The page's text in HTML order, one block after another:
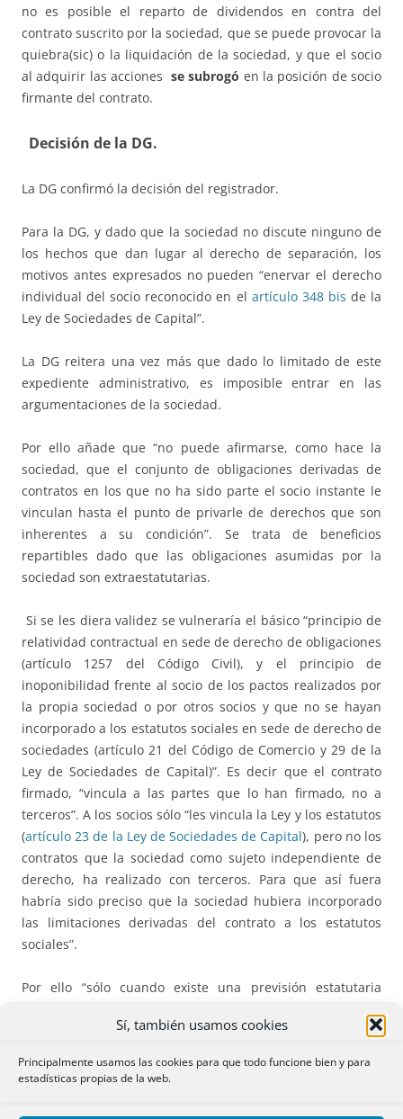
Sí, también usamos cookies
Principalmente usamos las cookies para que todo funcione bien y para
estadísticas propias de la web.
no es posible el reparto de dividendos en contra del
contrato suscrito por la sociedad, que se puede provocar la
quiebra(sic) o la liquidación de la sociedad, y que el socio
al adquirir las acciones se subrogó en la posición de socio
firmante del contrato.
Decisión de la DG.
La DG confirmó la decisión del registrador.
Para la DG, y dado que la sociedad no discute ninguno de
los hechos que dan lugar al derecho de separación, los
motivos antes expresados no pueden “enervar el derecho
individual del socio reconocido en el artículo 348 bis de la
Ley de Sociedades de Capital”.
La DG reitera una vez más que dado lo limitado de este
expediente administrativo, es imposible entrar en las
argumentaciones de la sociedad.
Por ello añade que “no puede afirmarse, como hace la
sociedad, que el conjunto de obligaciones derivadas de
contratos en los que no ha sido parte el socio instante le
vinculan hasta el punto de privarle de derechos que son
inherentes a su condición”. Se trata de beneficios
repartibles dado que las obligaciones asumidas por la
sociedad son extraestatutarias.
Si se les diera validez se vulneraría el básico “principio de
relatividad contractual en sede de derecho de obligaciones
(artículo 1257 del Código Civil), y el principio de
inoponibilidad frente al socio de los pactos realizados por
la propia sociedad o por otros socios y que no se hayan
incorporado a los estatutos sociales en sede de derecho de
sociedades (artículo 21 del Código de Comercio y 29 de la
Ley de Sociedades de Capital)”. Es decir que el contrato
firmado, “vincula a las partes que lo han firmado, no a
terceros”. A los socios sólo “les vincula la Ley y los estatutos
(artículo 23 de la Ley de Sociedades de Capital), pero no los
contratos que la sociedad como sujeto independiente de
derecho, ha realizado con terceros. Para que así fuera
habría sido preciso que la sociedad hubiera incorporado
las limitaciones derivadas del contrato a los estatutos
sociales”.
Por ello “sólo cuando existe una previsión estatutaria
repartible deben sumarse los límites así previstos a las
“existencia de límites extra estatutarios no pueden pues,